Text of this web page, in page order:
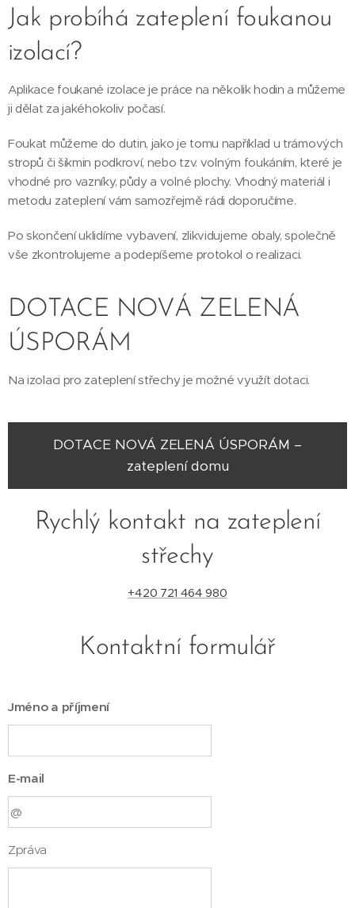
Jak probíhá zateplení foukanou
izolací?
Aplikace foukané izolace je práce na několik hodin a můžeme
ji dělat za jakéhokoliv počasí.
Foukat můžeme do dutin, jako je tomu například u trámových
stropů či šikmin podkroví, nebo tzv. volným foukáním, které je
vhodné pro vazníky, půdy a volné plochy. Vhodný materiál i
metodu zateplení vám samozřejmě rádi doporučíme.
Po skončení uklidíme vybavení, zlikvidujeme obaly, společně
vše zkontrolujeme a podepíšeme protokol o realizaci.
DOTACE NOVÁ ZELENÁ
ÚSPORÁM
Na izolaci pro zateplení střechy je možné využít dotaci.
DOTACE NOVÁ ZELENÁ ÚSPORÁM –
zateplení domu
Rychlý kontakt na zateplení
střechy
+420 721 464 980
Kontaktní formulář
Jméno a příjmení
E-mail
Zpráva